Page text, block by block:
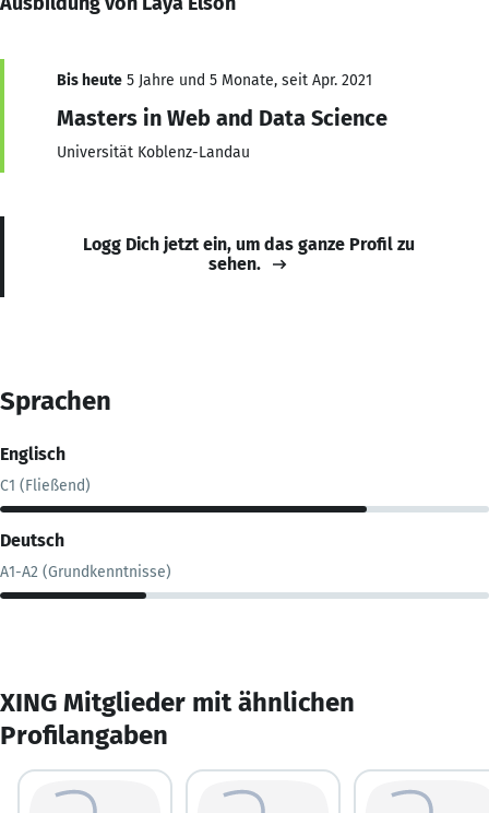
Bis heute 5 Jahre und 5 Monate, seit Apr. 2021
Masters in Web and Data Science
Universität Koblenz-Landau
Logg Dich jetzt ein, um das ganze Profil zu
sehen.
Sprachen
Englisch
C1 (Fließend)
Deutsch
A1-A2 (Grundkenntnisse)
XING Mitglieder mit ähnlichen
Profilangaben